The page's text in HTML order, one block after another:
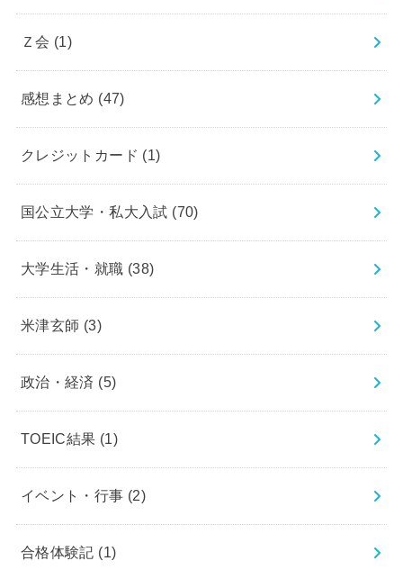
Ｚ会 (1)
感想まとめ (47)
クレジットカード (1)
国公立大学・私大入試 (70)
大学生活・就職 (38)
米津玄師 (3)
政治・経済 (5)
TOEIC結果 (1)
イベント・行事 (2)
合格体験記 (1)